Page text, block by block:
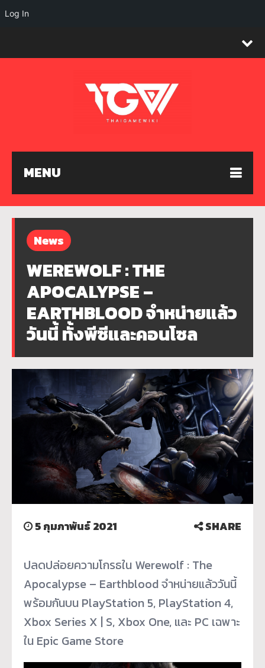
MENU
News
WEREWOLF : THE
APOCALYPSE –
EARTHBLOOD จำหน่ายแล้ว
วันนี้ ทั้งพีซีและคอนโซล
5 กุมภาพันธ์ 2021 SHARE
ปลดปล่อยความโกรธใน Werewolf : The
Apocalypse – Earthblood จำหน่ายแล้ววันนี้
พร้อมกันบน PlayStation 5, PlayStation 4,
Xbox Series X | S, Xbox One, และ PC เฉพาะ
ใน Epic Game Store
Log In